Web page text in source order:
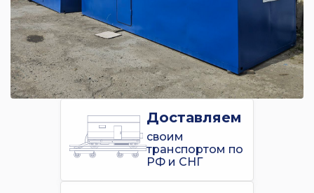
Доставляем
своим
транспортом по
РФ и СНГ